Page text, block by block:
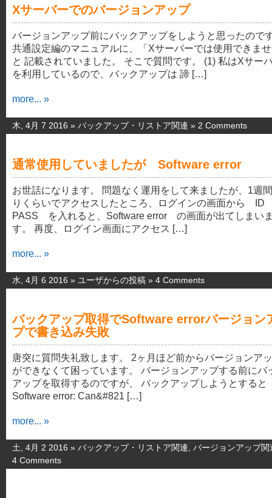
Xサーバーでのバージョンアップ
バージョンアップ前にバックアップをしようと思ったので
共通設定編のマニュアルに、「Xサーバーでは使用できま
と 記載されていました。 そこで質問です。 (1) 私はXサー
を利用しているので、バックアップは 諦 […]
more... »
木, 4月 7 2016 » バックアップ・リストア関連 » 2 Comments
通常使用していましたが Software error
お世話になります。 問題なく運用をして来ましたが、1週
りくらいでアクセスしたところ、ログインの画面から ID
PASS を入れると、Software error の画面が出てしまい
す。 再度、ログイン画面にアクセス […]
more... »
水, 4月 6 2016 » ユーザからの投稿 » 4 Comments
バックアップ取得でSoftware errorバージョン
プで書き込み失敗
唐突に質問失礼致します。 2ヶ月ほど前からバージョンア
ができなくて困っています。 バージョンアップする前にバ
アップを取得するのですが、 バックアップしようとすると
Software error: Can&#821 […]
more... »
土, 4月 2 2016 » バックアップ・リストア関連 バージョンアップ関
4 Comments